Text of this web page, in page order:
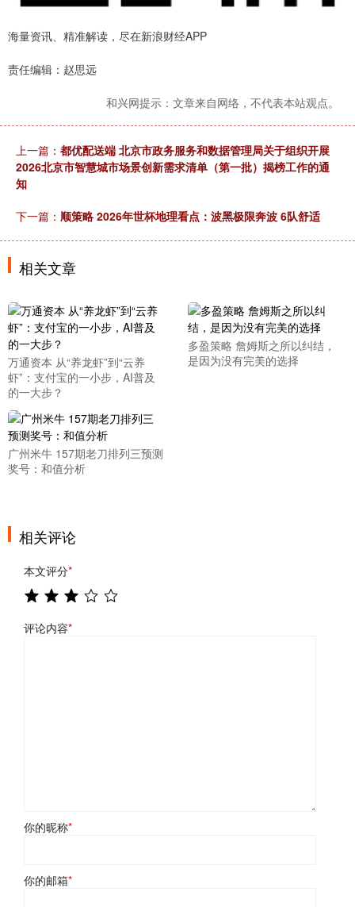
海量资讯、精准解读，尽在新浪财经APP
责任编辑：赵思远
和兴网提示：文章来自网络，不代表本站观点。
上一篇： 都优配送端 北京市政务服务和数据管理局关于组织开展
2026北京市智慧城市场景创新需求清单（第一批）揭榜工作的通
知
下一篇： 顺策略 2026年世杯地理看点：波黑极限奔波 6队舒适
相关文章
万通资本 从“养龙虾”到“云养
虾”：支付宝的一小步，AI普及
的一大步？
多盈策略 詹姆斯之所以纠结，
是因为没有完美的选择
广州米牛 157期老刀排列三预测
奖号：和值分析
相关评论
本文评分*
评论内容*
你的昵称*
你的邮箱*